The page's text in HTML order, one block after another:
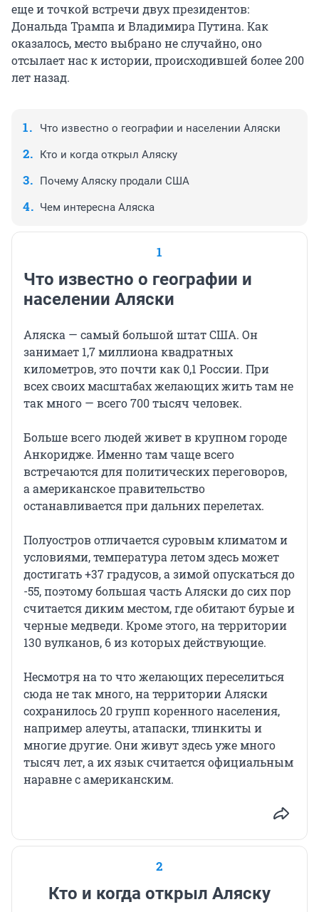
еще и точкой встречи двух президентов:
Дональда Трампа и Владимира Путина. Как
оказалось, место выбрано не случайно, оно
отсылает нас к истории, происходившей более 200
лет назад.
Что известно о географии и населении Аляски
Кто и когда открыл Аляску
Почему Аляску продали США
Чем интересна Аляска
1
Что известно о географии и
населении Аляски
Аляска — самый большой штат США. Он
занимает 1,7 миллиона квадратных
километров, это почти как 0,1 России. При
всех своих масштабах желающих жить там не
так много — всего 700 тысяч человек.
Больше всего людей живет в крупном городе
Анкоридже. Именно там чаще всего
встречаются для политических переговоров,
а американское правительство
останавливается при дальних перелетах.
Полуостров отличается суровым климатом и
условиями, температура летом здесь может
достигать +37 градусов, а зимой опускаться до
-55, поэтому большая часть Аляски до сих пор
считается диким местом, где обитают бурые и
черные медведи. Кроме этого, на территории
130 вулканов, 6 из которых действующие.
Несмотря на то что желающих переселиться
сюда не так много, на территории Аляски
сохранилось 20 групп коренного населения,
например алеуты, атапаски, тлинкиты и
многие другие. Они живут здесь уже много
тысяч лет, а их язык считается официальным
наравне с американским.
2
Кто и когда открыл Аляску